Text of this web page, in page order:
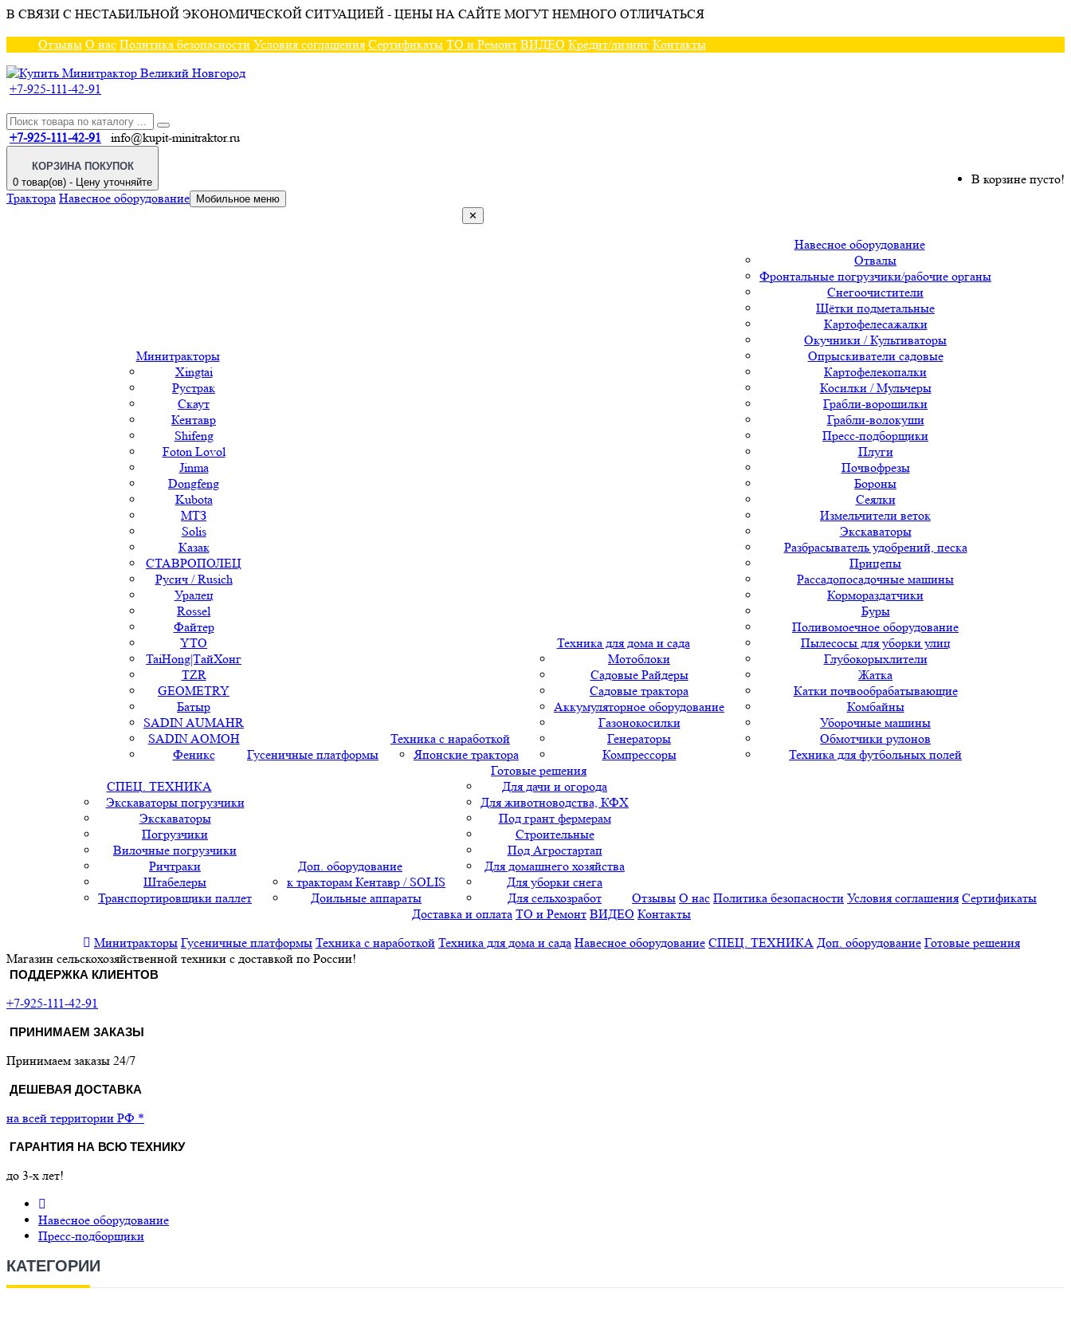
В СВЯЗИ С НЕСТАБИЛЬНОЙ ЭКОНОМИЧЕСКОЙ СИТУАЦИЕЙ - ЦЕНЫ НА САЙТЕ МОГУТ НЕМНОГО ОТЛИЧАТЬСЯ
Отзывы О нас Политика безопасности Условия соглашения Сертификаты ТО и Ремонт ВИДЕО Кредит/лизинг Контакты
+7-925-111-42-91
+7-925-111-42-91 info@kupit-minitraktor.ru
КОРЗИНА ПОКУПОК
0 товар(ов) - Цену уточняйте
В корзине пусто!
Трактора Навесное оборудование
Мобильное меню
✕
Минитракторы
Xingtai
Рустрак
Скаут
Кентавр
Shifeng
Foton Lovol
Jinma
Dongfeng
Kubota
МТЗ
Solis
Казак
СТАВРОПОЛЕЦ
Русич / Rusich
Уралец
Rossel
Файтер
YTO
TaiHong|ТайХонг
TZR
GEOMETRY
Батыр
SADIN AUMAHR
SADIN AOMOH
Феникс
Гусеничные платформы
Техника с наработкой
Японские трактора
Техника для дома и сада
Мотоблоки
Садовые Райдеры
Садовые трактора
Аккумуляторное оборудование
Газонокосилки
Генераторы
Компрессоры
Навесное оборудование
Отвалы
Фронтальные погрузчики/рабочие органы
Снегоочистители
Щётки подметальные
Картофелесажалки
Окучники / Культиваторы
Опрыскиватели садовые
Картофелекопалки
Косилки / Мульчеры
Грабли-ворошилки
Грабли-волокуши
Пресс-подборщики
Плуги
Почвофрезы
Бороны
Сеялки
Измельчители веток
Экскаваторы
Разбрасыватель удобрений, песка
Прицепы
Рассадопосадочные машины
Кормораздатчики
Буры
Поливомоечное оборудование
Пылесосы для уборки улиц
Глубокорыхлители
Жатка
Катки почвообрабатывающие
Комбайны
Уборочные машины
Обмотчики рулонов
Техника для футбольных полей
СПЕЦ. ТЕХНИКА
Экскаваторы погрузчики
Экскаваторы
Погрузчики
Вилочные погрузчики
Ричтраки
Штабелеры
Транспортировщики паллет
Доп. оборудование
к тракторам Кентавр / SOLIS
Доильные аппараты
Готовые решения
Для дачи и огорода
Для животноводства, КФХ
Под грант фермерам
Строительные
Под Агростартап
Для домашнего хозяйства
Для уборки снега
Для сельхозработ
Отзывы О нас Политика безопасности Условия соглашения Сертификаты
Доставка и оплата ТО и Ремонт ВИДЕО Контакты
Минитракторы Гусеничные платформы Техника с наработкой Техника для дома и сада Навесное оборудование СПЕЦ. ТЕХНИКА Доп. оборудование Готовые решения
Магазин сельскохозяйственной техники с доставкой по России!
ПОДДЕРЖКА КЛИЕНТОВ
+7-925-111-42-91
ПРИНИМАЕМ ЗАКАЗЫ
Принимаем заказы 24/7
ДЕШЕВАЯ ДОСТАВКА
на всей территории РФ *
ГАРАНТИЯ НА ВСЮ ТЕХНИКУ
до 3-х лет!
Навесное оборудование
Пресс-подборщики
КАТЕГОРИИ